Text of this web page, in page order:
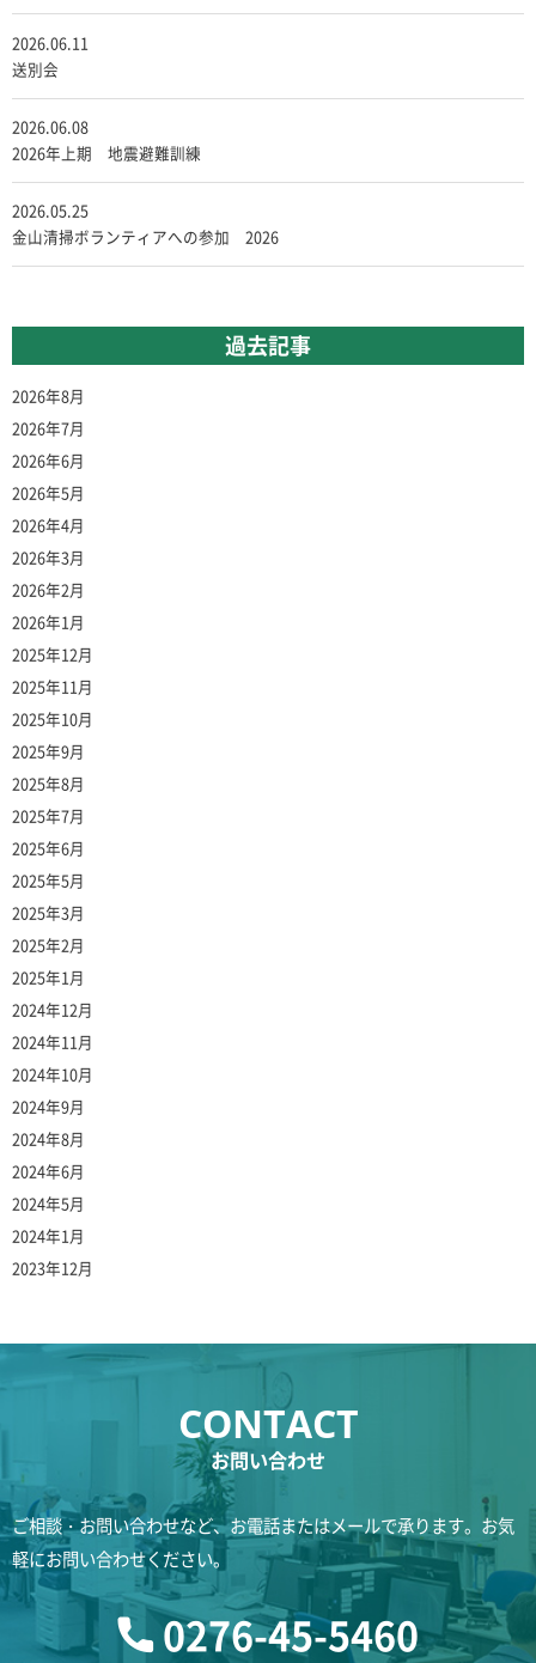
2026.06.11
送別会
2026.06.08
2026年上期 地震避難訓練
2026.05.25
金山清掃ボランティアへの参加 2026
過去記事
2026年8月
2026年7月
2026年6月
2026年5月
2026年4月
2026年3月
2026年2月
2026年1月
2025年12月
2025年11月
2025年10月
2025年9月
2025年8月
2025年7月
2025年6月
2025年5月
2025年3月
2025年2月
2025年1月
2024年12月
2024年11月
2024年10月
2024年9月
2024年8月
2024年6月
2024年5月
2024年1月
2023年12月
お問い合わせ
ご相談・お問い合わせなど、お電話またはメールで承ります。お気
軽にお問い合わせください。
0276-45-5460